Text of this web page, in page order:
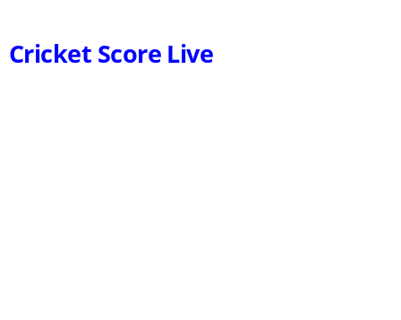
Cricket Score Live